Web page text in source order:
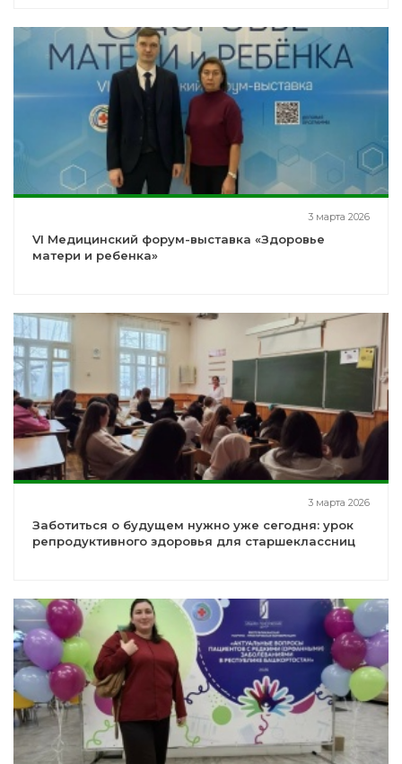
3 марта 2026
VI Медицинский форум-выставка «Здоровье
матери и ребенка»
3 марта 2026
Заботиться о будущем нужно уже сегодня: урок
репродуктивного здоровья для старшеклассниц